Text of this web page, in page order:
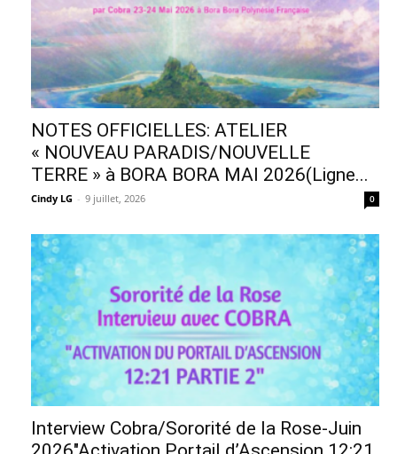
NOTES OFFICIELLES: ATELIER
« NOUVEAU PARADIS/NOUVELLE
TERRE » à BORA BORA MAI 2026(Ligne...
Cindy LG - 9 juillet, 2026 0
Interview Cobra/Sororité de la Rose-Juin